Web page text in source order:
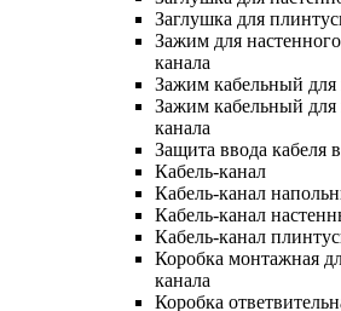
Заглушка для
Зажим для
канала
Зажим кабельный для
Зажим кабельный для
канала
Защита ввода кабеля
Кабель-канал
Кабель-канал
Кабель-канал
Кабель-канал
Коробка монтажная
канала
Коробка